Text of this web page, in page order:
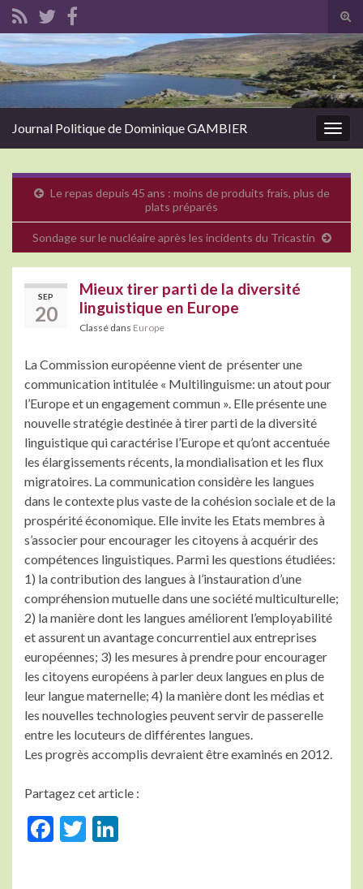
Search for:
Journal Politique de Dominique GAMBIER
Le repas depuis 45 ans : moins de produits frais, plus de
plats préparés
Sondage sur le nucléaire après les incidents du Tricastin
SEP
20
Mieux tirer parti de la diversité
linguistique en Europe
Classé dans Europe
La Commission européenne vient de présenter une
communication intitulée « Multilinguisme: un atout pour
l’Europe et un engagement commun ». Elle présente une
nouvelle stratégie destinée à tirer parti de la diversité
linguistique qui caractérise l’Europe et qu’ont accentuée
les élargissements récents, la mondialisation et les flux
migratoires. La communication considère les langues
dans le contexte plus vaste de la cohésion sociale et de la
prospérité économique. Elle invite les Etats membres à
s’associer pour encourager les citoyens à acquérir des
compétences linguistiques. Parmi les questions étudiées:
1) la contribution des langues à l’instauration d’une
compréhension mutuelle dans une société multiculturelle;
2) la manière dont les langues améliorent l’employabilité
et assurent un avantage concurrentiel aux entreprises
européennes; 3) les mesures à prendre pour encourager
les citoyens européens à parler deux langues en plus de
leur langue maternelle; 4) la manière dont les médias et
les nouvelles technologies peuvent servir de passerelle
entre les locuteurs de différentes langues.
Les progrès accomplis devraient être examinés en 2012.
Partagez cet article :
F
T